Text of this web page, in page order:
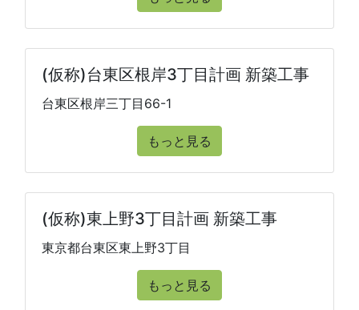
(仮称)台東区根岸3丁目計画 新築工事
台東区根岸三丁目66-1
もっと見る
(仮称)東上野3丁目計画 新築工事
東京都台東区東上野3丁目
もっと見る